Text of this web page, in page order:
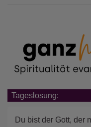
Tageslosung:
Du bist der Gott, der